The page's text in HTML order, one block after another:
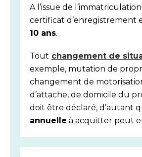
A l’issue de
certificat d’enregistrement
10 ans.
Tout changement de
exemple, mutation de
changement de
d’attache, de domicile du
doit être déclaré, d’autant
annuelle à acquitter peut